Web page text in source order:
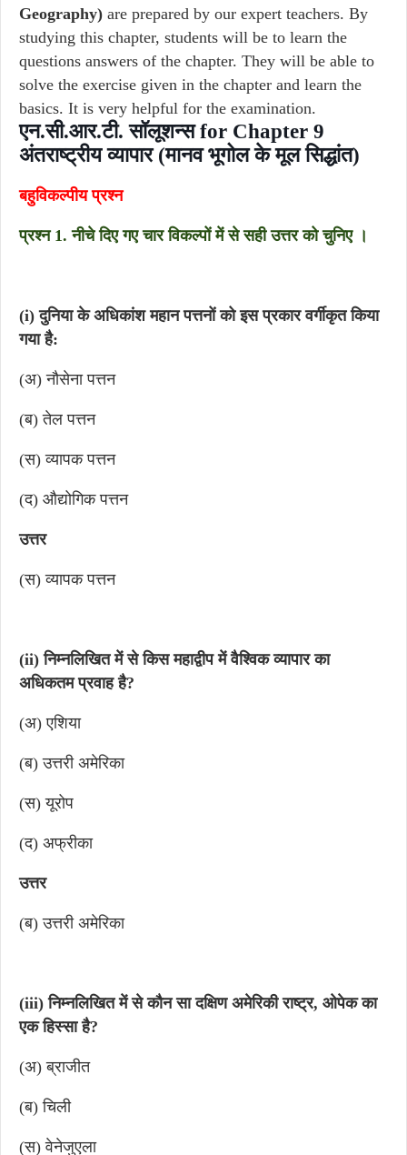
Geography) are prepared by our expert teachers. By
studying this chapter, students will be to learn the
questions answers of the chapter. They will be able to
solve the exercise given in the chapter and learn the
basics. It is very helpful for the examination.
एन.सी.आर.टी. सॉलूशन्स for Chapter 9
अंतराष्ट्रीय व्यापार (मानव भूगोल के मूल सिद्धांत)
बहुविकल्पीय प्रश्न
प्रश्न 1. नीचे दिए गए चार विकल्पों में से सही उत्तर को चुनिए ।
(i) दुनिया के अधिकांश महान पत्तनों को इस प्रकार वर्गीकृत किया
गया है:
(अ) नौसेना पत्तन
(ब) तेल पत्तन
(स) व्यापक पत्तन
(द) औद्योगिक पत्तन
उत्तर
(स) व्यापक पत्तन
(ii) निम्नलिखित में से किस महाद्वीप में वैश्विक व्यापार का
अधिकतम प्रवाह है?
(अ) एशिया
(ब) उत्तरी अमेरिका
(स) यूरोप
(द) अफ्रीका
उत्तर
(ब) उत्तरी अमेरिका
(iii) निम्नलिखित में से कौन सा दक्षिण अमेरिकी राष्ट्र, ओपेक का
एक हिस्सा है?
(अ) ब्राजीत
(ब) चिली
(स) वेनेजुएला